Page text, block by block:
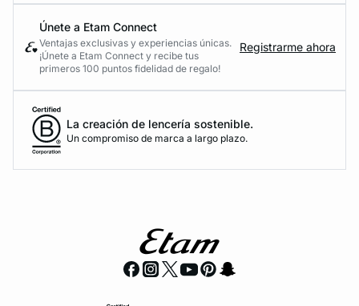
Únete a Etam Connect
Ventajas exclusivas y experiencias únicas.
¡Únete a Etam Connect y recibe tus
primeros 100 puntos fidelidad de regalo!
Registrarme ahora
La creación de lencería sostenible.
Un compromiso de marca a largo plazo.